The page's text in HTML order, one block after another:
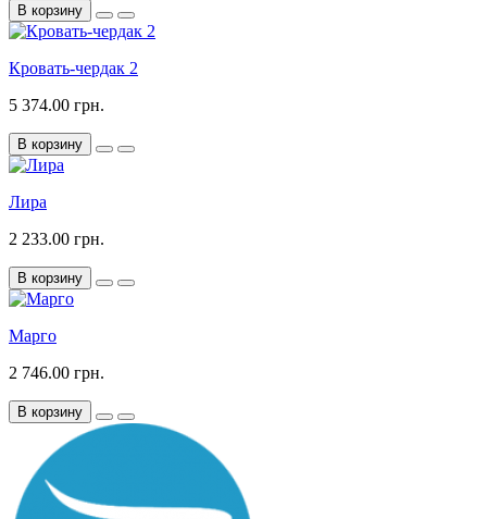
В корзину
Кровать-чердак 2
5 374.00 грн.
В корзину
Лира
2 233.00 грн.
В корзину
Марго
2 746.00 грн.
В корзину